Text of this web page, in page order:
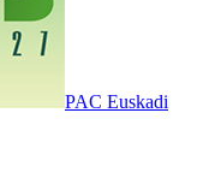
PAC Euskadi